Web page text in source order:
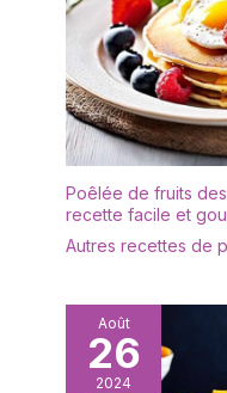
Poêlée de fruits
recette facile et
Autres recettes de
Août
26
2024